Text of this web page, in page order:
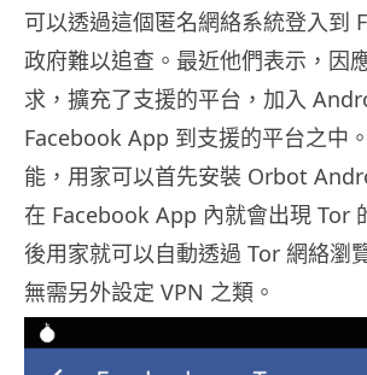
可以透過這個匿名網絡系統登入到
政府難以追查。最近他們表示，因
求，擴充了支援的平台，加入
Facebook App 到支援的平台之中
能，用家可以首先安裝 Orbot
在 Facebook App 內就會出現 Tor
後用家就可以自動透過 Tor 網絡瀏
無需另外設定 VPN 之類。